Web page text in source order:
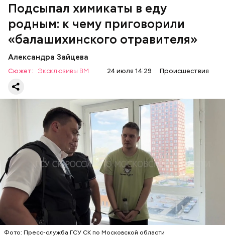
Подсыпал химикаты в еду
родным: к чему приговорили
«балашихинского отравителя»
Александра Зайцева
Сюжет: Эксклюзивы ВМ 24 июля 14:29 Происшествия
Фото: Пресс-служба ГСУ СК по Московской области
Все началось в июне, когда двое супругов
обратились в местную больницу с жалобами на
плохое самочувствие. Врачи не смогли поставить
им точный диагноз, после чего анализы
потерпевших направили на экспертизу. В них
специалисты обнаружили сильнодействующий
химикат дихлорэтан, который не мог попасть в
организм супругов случайно. То же самое вещество
нашли в еде, изъятой из квартиры пострадавших.
Play
Video
Видео: пресс-служба ГСУ СК по Московской области
Также отравленную пищу ела его младшая сестра.
ОТРАВЛЕНИЯ БАЛАШИХА
РОДИТЕЛИ
СЛЕДСТВЕННЫЙ КОМИТЕТ
ЭКСПЕРТИЗЫ